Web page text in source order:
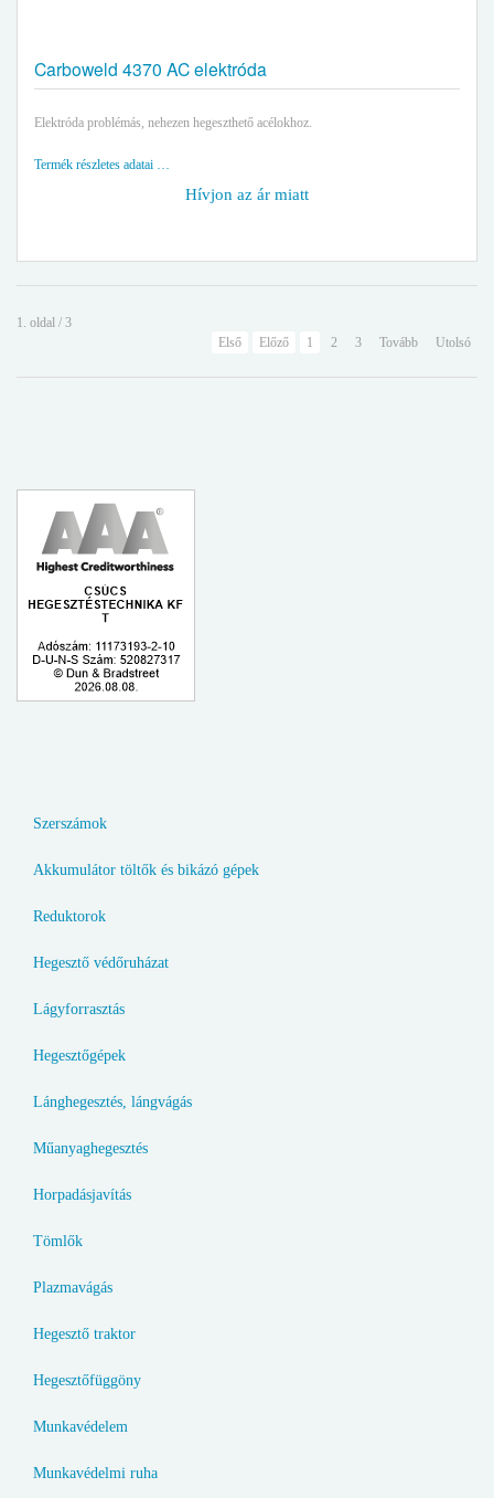
Carboweld 4370 AC elektróda
Elektróda problémás, nehezen hegeszthető acélokhoz.
Termék részletes adatai …
Hívjon az ár miatt
1. oldal / 3
Első Előző 1 2 3 Tovább Utolsó
Szerszámok
Akkumulátor töltők és bikázó gépek
Reduktorok
Hegesztő védőruházat
Lágyforrasztás
Hegesztőgépek
Lánghegesztés, lángvágás
Műanyaghegesztés
Horpadásjavítás
Tömlők
Plazmavágás
Hegesztő traktor
Hegesztőfüggöny
Munkavédelem
Munkavédelmi ruha